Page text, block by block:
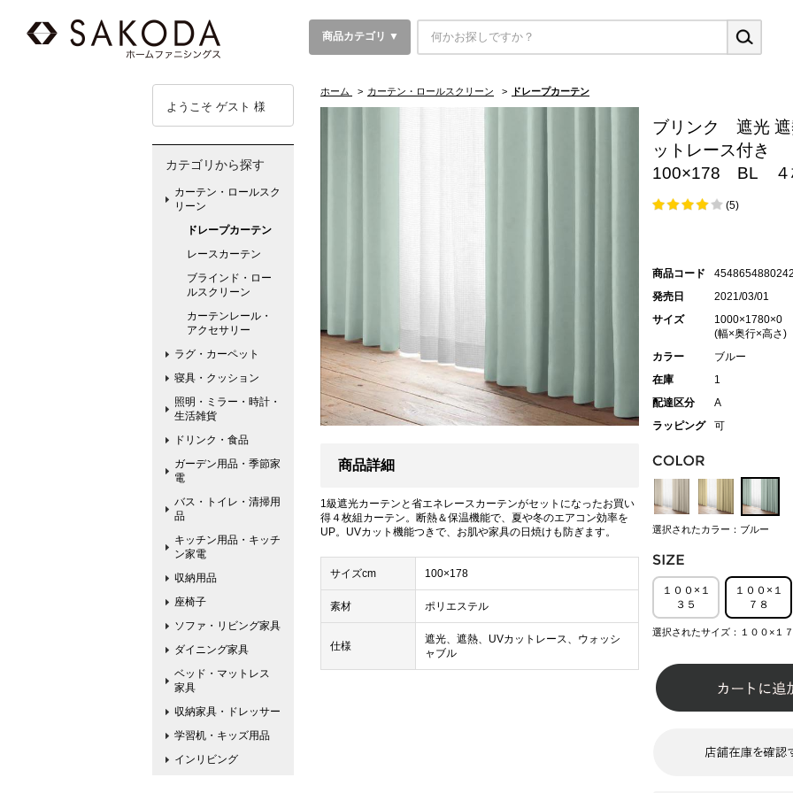
商品カテゴリ ▼
ホーム > カーテン・ロールスクリーン > ドレープカーテン
商品詳細
1級遮光カーテンと省エネレースカーテンがセットになったお買い
得４枚組カーテン。断熱＆保温機能で、夏や冬のエアコン効率を
UP。UVカット機能つきで、お肌や家具の日焼けも防ぎます。
サイズcm 100×178
素材 ポリエステル
仕様
遮光、遮熱、UVカットレース、ウォッシ
ャブル
ブリンク 遮光
ットレース付き
100×178 BL ４
(5)
商品コード
発売日
2021/03/01
サイズ
1000×1780×0
(幅×奥行×高さ)
カラー
ブルー
在庫
1
配達区分
A
ラッピング
可
選択されたカラー：ブルー
１００×１
３５
１００×１
７８
選択されたサイズ：１００×１
ようこそ ゲスト 様
カテゴリから探す
カーテン・ロールスク
リーン
ドレープカーテン
レースカーテン
ブラインド・ロー
ルスクリーン
カーテンレール・
アクセサリー
ラグ・カーペット
寝具・クッション
照明・ミラー・時計・
生活雑貨
ドリンク・食品
ガーデン用品・季節家
電
バス・トイレ・清掃用
品
キッチン用品・キッチ
ン家電
収納用品
座椅子
ソファ・リビング家具
ダイニング家具
ベッド・マットレス
家具
収納家具・ドレッサー
学習机・キッズ用品
インリビング